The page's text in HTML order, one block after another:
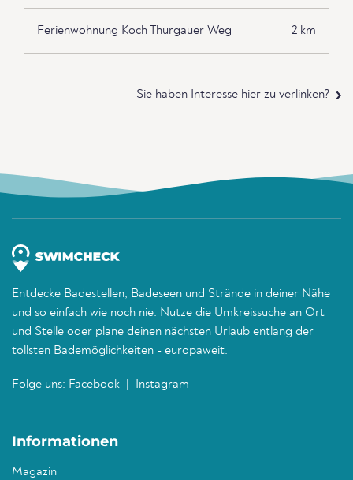
Ferienwohnung Koch Thurgauer Weg 2 km
Sie haben Interesse hier zu verlinken?
Entdecke Badestellen, Badeseen und Strände in deiner Nähe
und so einfach wie noch nie. Nutze die Umkreissuche an Ort
und Stelle oder plane deinen nächsten Urlaub entlang der
tollsten Bademöglichkeiten - europaweit.
Folge uns: Facebook Instagram
Informationen
Magazin